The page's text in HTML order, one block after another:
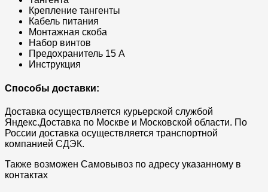
Крепление тангенты
Кабель питания
Монтажная скоба
Набор винтов
Предохранитель 15 A
Инструкция
Способы доставки:
Доставка осуществляется курьерской службой
Яндекс.Доставка по Москве и Московской области. По
России доставка осуществляется транспортной
компанией СДЭК.
Также возможен Самовывоз по адресу указанному в
контактах